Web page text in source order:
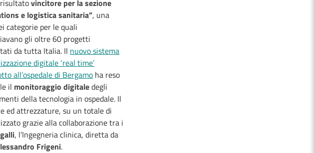
vincitore per la sezione
e logistica sanitaria”, una
categorie per le quali
gli oltre 60 progetti
da tutta Italia. Il nuovo sistema
digitale ‘real time’
all’ospedale di Bergamo ha reso
il monitoraggio digitaledegli
della tecnologia in ospedale. Il
ed attrezzature, su un totale di
grazie alla collaborazione tra i
, l’Ingegneria clinica, diretta da
Frigeni.